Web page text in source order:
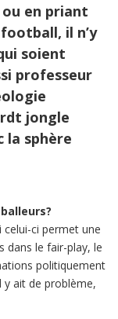
en priant
il n’y
soient
professeur
jongle
la sphère
ci permet une
dans le fair-play, le
politiquement
y ait de problème,